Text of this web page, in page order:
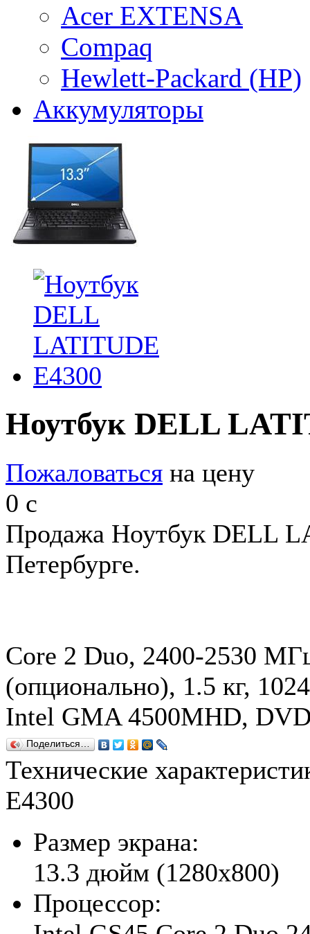
Acer EXTENSA
Compaq
Hewlett-Packard (HP)
Аккумуляторы
Ноутбук DELL
Пожаловаться на цену
0 c
Продажа Ноутбук DELL
Петербурге.
Core 2 Duo, 2400-2530
(опционально), 1.5 кг,
Intel GMA 4500MHD,
Поделиться…
Технические
E4300
Размер экрана:
13.3 дюйм (1280x800)
Процессор: